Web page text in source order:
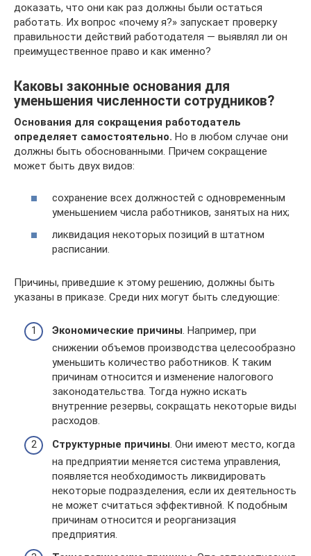
доказать, что они как раз должны были остаться
работать. Их вопрос «почему я?» запускает проверку
правильности действий работодателя — выявлял ли он
преимущественное право и как именно?
Каковы законные основания для
уменьшения численности сотрудников?
Основания для сокращения работодатель
определяет самостоятельно. Но в любом случае они
должны быть обоснованными. Причем сокращение
может быть двух видов:
сохранение всех должностей с одновременным
уменьшением числа работников, занятых на них;
ликвидация некоторых позиций в штатном
расписании.
Причины, приведшие к этому решению, должны быть
указаны в приказе. Среди них могут быть следующие:
Экономические причины. Например, при
снижении объемов производства целесообразно
уменьшить количество работников. К таким
причинам относится и изменение налогового
законодательства. Тогда нужно искать
внутренние резервы, сокращать некоторые виды
расходов.
Структурные причины . Они имеют место, когда
на предприятии меняется система управления,
появляется необходимость ликвидировать
некоторые подразделения, если их деятельность
не может считаться эффективной. К подобным
причинам относится и реорганизация
предприятия.